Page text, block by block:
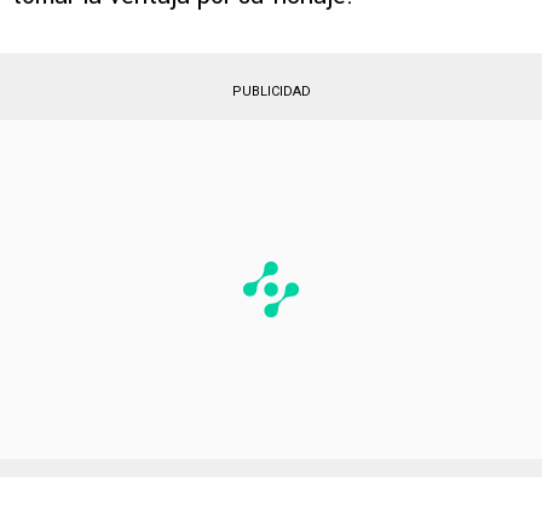
tomar la ventaja por su fichaje.